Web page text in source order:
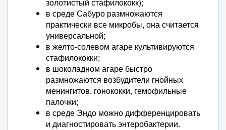
в среде Сабуро размножаются
практически все микробы, она считается
универсальной;
в желто-солевом агаре культивируются
стафилококки;
в шоколадном агаре быстро
размножаются возбудители гнойных
менингитов, гонококки, гемофильные
палочки;
в среде Эндо можно дифференцировать
и диагностировать энтеробактерии.